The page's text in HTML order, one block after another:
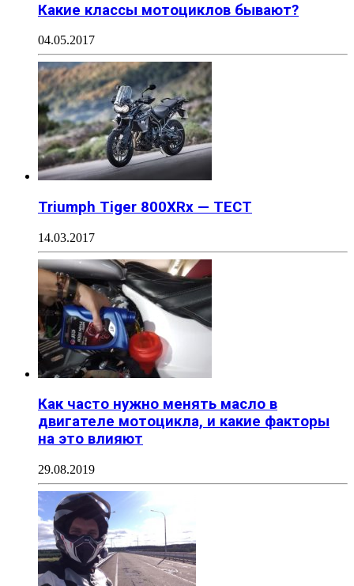
Какие классы мотоциклов бывают?
04.05.2017
Triumph Tiger 800XRx — ТЕСТ
14.03.2017
Как часто нужно менять масло в
двигателе мотоцикла, и какие факторы
на это влияют
29.08.2019